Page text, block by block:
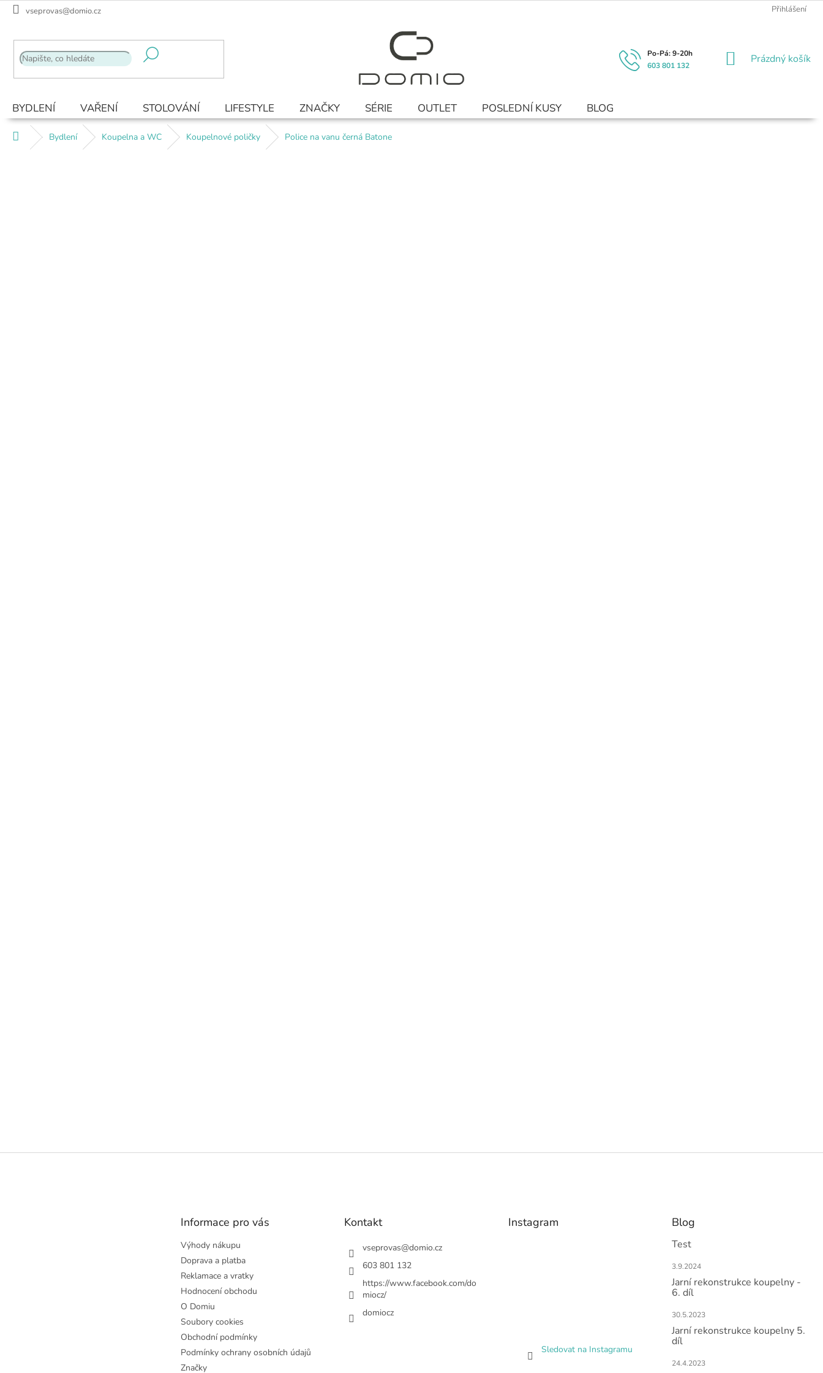
Přejít
vseprovas@domio.cz Přihlášení
603 801 132
NÁKUPNÍ
Prázdný košík
BYDLENÍ VAŘENÍ STOLOVÁNÍ LIFESTYLE ZNAČKY SÉRIE OUTLET POSLEDNÍ KUSY BLOG
Domů Bydlení Koupelna a WC Koupelnové poličky Police na vanu černá Batone
Z
Informace pro vás
Výhody nákupu
Doprava a platba
Reklamace a vratky
Hodnocení obchodu
O Domiu
Soubory cookies
Obchodní podmínky
Podmínky ochrany osobních údajů
Značky
Kontakt
vseprovas@domio.cz
603 801 132
https://www.facebook.com/do
miocz/
domiocz
Instagram
Sledovat na Instagramu
Blog
Test
3.9.2024
Jarní rekonstrukce koupelny -
6. díl
30.5.2023
Jarní rekonstrukce koupelny 5.
díl
24.4.2023